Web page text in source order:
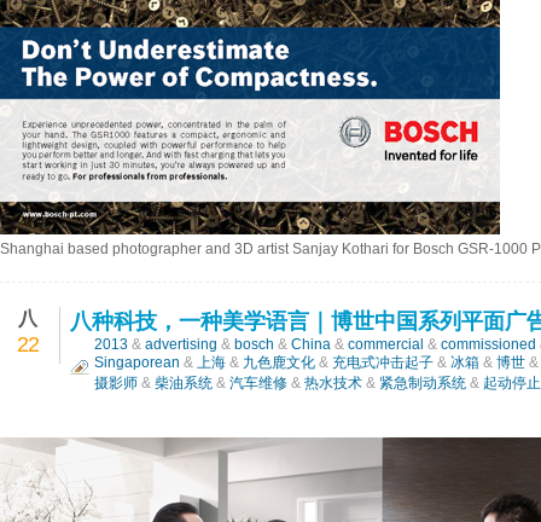
Shanghai based photographer and 3D artist Sanjay Kothari for Bosch GSR-1000
八
22
八种科技，一种美学语言｜博世中国系列平面广
2013 & advertising & bosch & China & commercial & commissioned
Singaporean & 上海 & 九色鹿文化 & 充电式冲击起子 & 冰箱 & 博世 &
摄影师 & 柴油系统 & 汽车维修 & 热水技术 & 紧急制动系统 & 起动停